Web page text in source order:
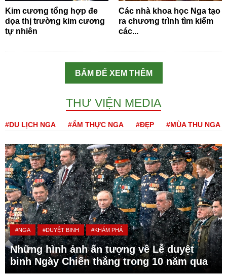
Kim cương tổng hợp đe
dọa thị trường kim cương
tự nhiên
Các nhà khoa học Nga tạo
ra chương trình tìm kiếm
các...
BẤM ĐỂ XEM THÊM
THƯ VIỆN MEDIA
#DU LỊCH NGA #ẨM THỰC NGA #ĐẸP #MÙA THU NGA
#NGA #DUYỆT BINH #KHÁM PHÁ
Những hình ảnh ấn tượng về Lễ duyệt
binh Ngày Chiến thắng trong 10 năm qua